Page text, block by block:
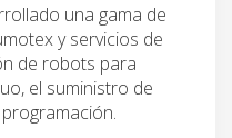
una gama de
y servicios de
de robots para
el suministro de